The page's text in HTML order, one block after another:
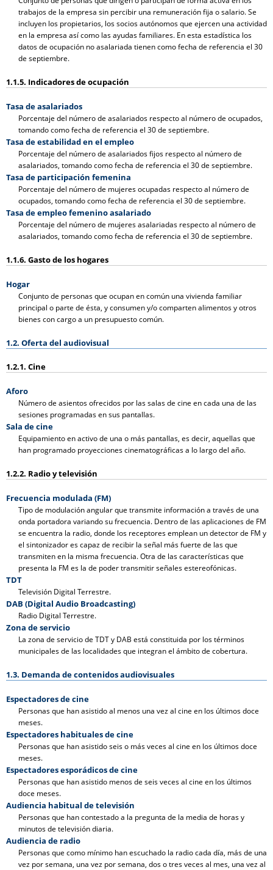
trabajos de la empresa sin percibir una remuneración fija o salario. Se
incluyen los propietarios, los socios autónomos que ejercen una actividad
en la empresa así como las ayudas familiares. En esta estadística los
datos de ocupación no asalariada tienen como fecha de referencia el 30
de septiembre.
1.1.5. Indicadores de ocupación
Tasa de asalariados
Porcentaje del número de asalariados respecto al número de ocupados,
tomando como fecha de referencia el 30 de septiembre.
Tasa de estabilidad en el empleo
Porcentaje del número de asalariados fijos respecto al número de
asalariados, tomando como fecha de referencia el 30 de septiembre.
Tasa de participación femenina
Porcentaje del número de mujeres ocupadas respecto al número de
ocupados, tomando como fecha de referencia el 30 de septiembre.
Tasa de empleo femenino asalariado
Porcentaje del número de mujeres asalariadas respecto al número de
asalariados, tomando como fecha de referencia el 30 de septiembre.
1.1.6. Gasto de los hogares
Hogar
Conjunto de personas que ocupan en común una vivienda familiar
principal o parte de ésta, y consumen y/o comparten alimentos y otros
bienes con cargo a un presupuesto común.
1.2. Oferta del audiovisual
1.2.1. Cine
Aforo
Número de asientos ofrecidos por las salas de cine en cada una de las
sesiones programadas en sus pantallas.
Sala de cine
Equipamiento en activo de una o más pantallas, es decir, aquellas que
han programado proyecciones cinematográficas a lo largo del año.
1.2.2. Radio y televisión
Frecuencia modulada (FM)
Tipo de modulación angular que transmite información a través de una
onda portadora variando su frecuencia. Dentro de las aplicaciones de FM
se encuentra la radio, donde los receptores emplean un detector de FM y
el sintonizador es capaz de recibir la señal más fuerte de las que
transmiten en la misma frecuencia. Otra de las características que
presenta la FM es la de poder transmitir señales estereofónicas.
TDT
Televisión Digital Terrestre.
DAB (Digital Audio Broadcasting)
Radio Digital Terrestre.
Zona de servicio
La zona de servicio de TDT y DAB está constituida por los términos
municipales de las localidades que integran el ámbito de cobertura.
1.3. Demanda de contenidos audiovisuales
Espectadores de cine
Personas que han asistido al menos una vez al cine en los últimos doce
meses.
Espectadores habituales de cine
Personas que han asistido seis o más veces al cine en los últimos doce
meses.
Espectadores esporádicos de cine
Personas que han asistido menos de seis veces al cine en los últimos
doce meses.
Audiencia habitual de televisión
Personas que han contestado a la pregunta de la media de horas y
minutos de televisión diaria.
Audiencia de radio
Personas que como mínimo han escuchado la radio cada día, más de una
vez por semana, una vez por semana, dos o tres veces al mes, una vez al